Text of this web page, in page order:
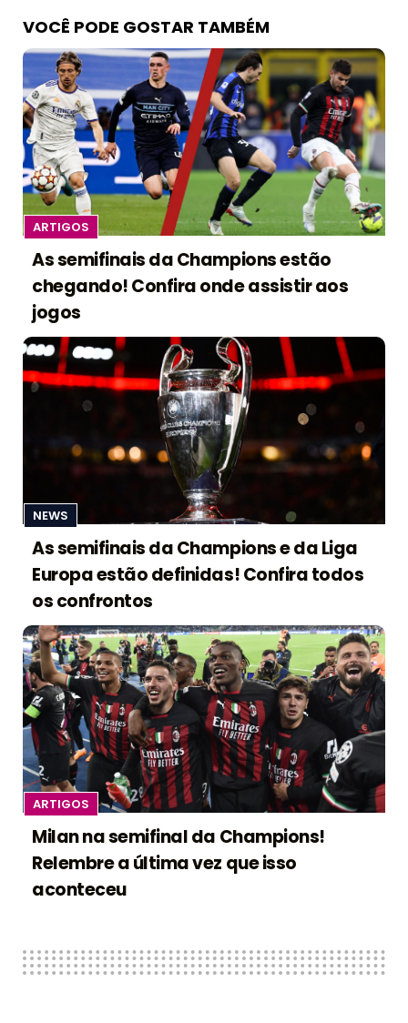
VOCÊ PODE GOSTAR TAMBÉM
ARTIGOS
As semifinais da Champions estão
chegando! Confira onde assistir aos
jogos
NEWS
As semifinais da Champions e da Liga
Europa estão definidas! Confira todos
os confrontos
ARTIGOS
Milan na semifinal da Champions!
Relembre a última vez que isso
aconteceu